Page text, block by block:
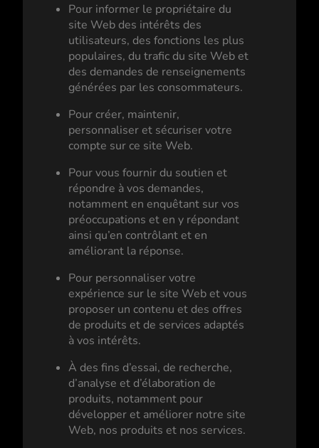
Pour informer le propriétaire du
site Web des intérêts des
utilisateurs, des fonctions les plus
populaires, du trafic du site Web et
des demandes de renseignements
générées par les consommateurs.
Pour créer, maintenir,
personnaliser et sécuriser votre
compte sur ce site Web.
Pour vous fournir du soutien et
répondre à vos demandes,
notamment en enquêtant sur vos
préoccupations et en y répondant
ainsi qu’en contrôlant et en
améliorant la réponse.
Pour personnaliser votre
expérience sur le site Web et vous
proposer un contenu et des offres
de produits et de services adaptés
à vos intérêts.
À des fins d’essai, de recherche,
d’analyse et d’élaboration de
produits, notamment pour
développer et améliorer notre site
Web, nos produits et nos services.